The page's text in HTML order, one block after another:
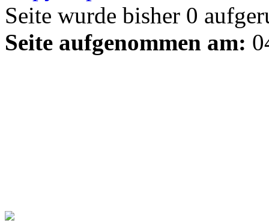
Seite wurde bisher 0
Seite aufgenommen am: